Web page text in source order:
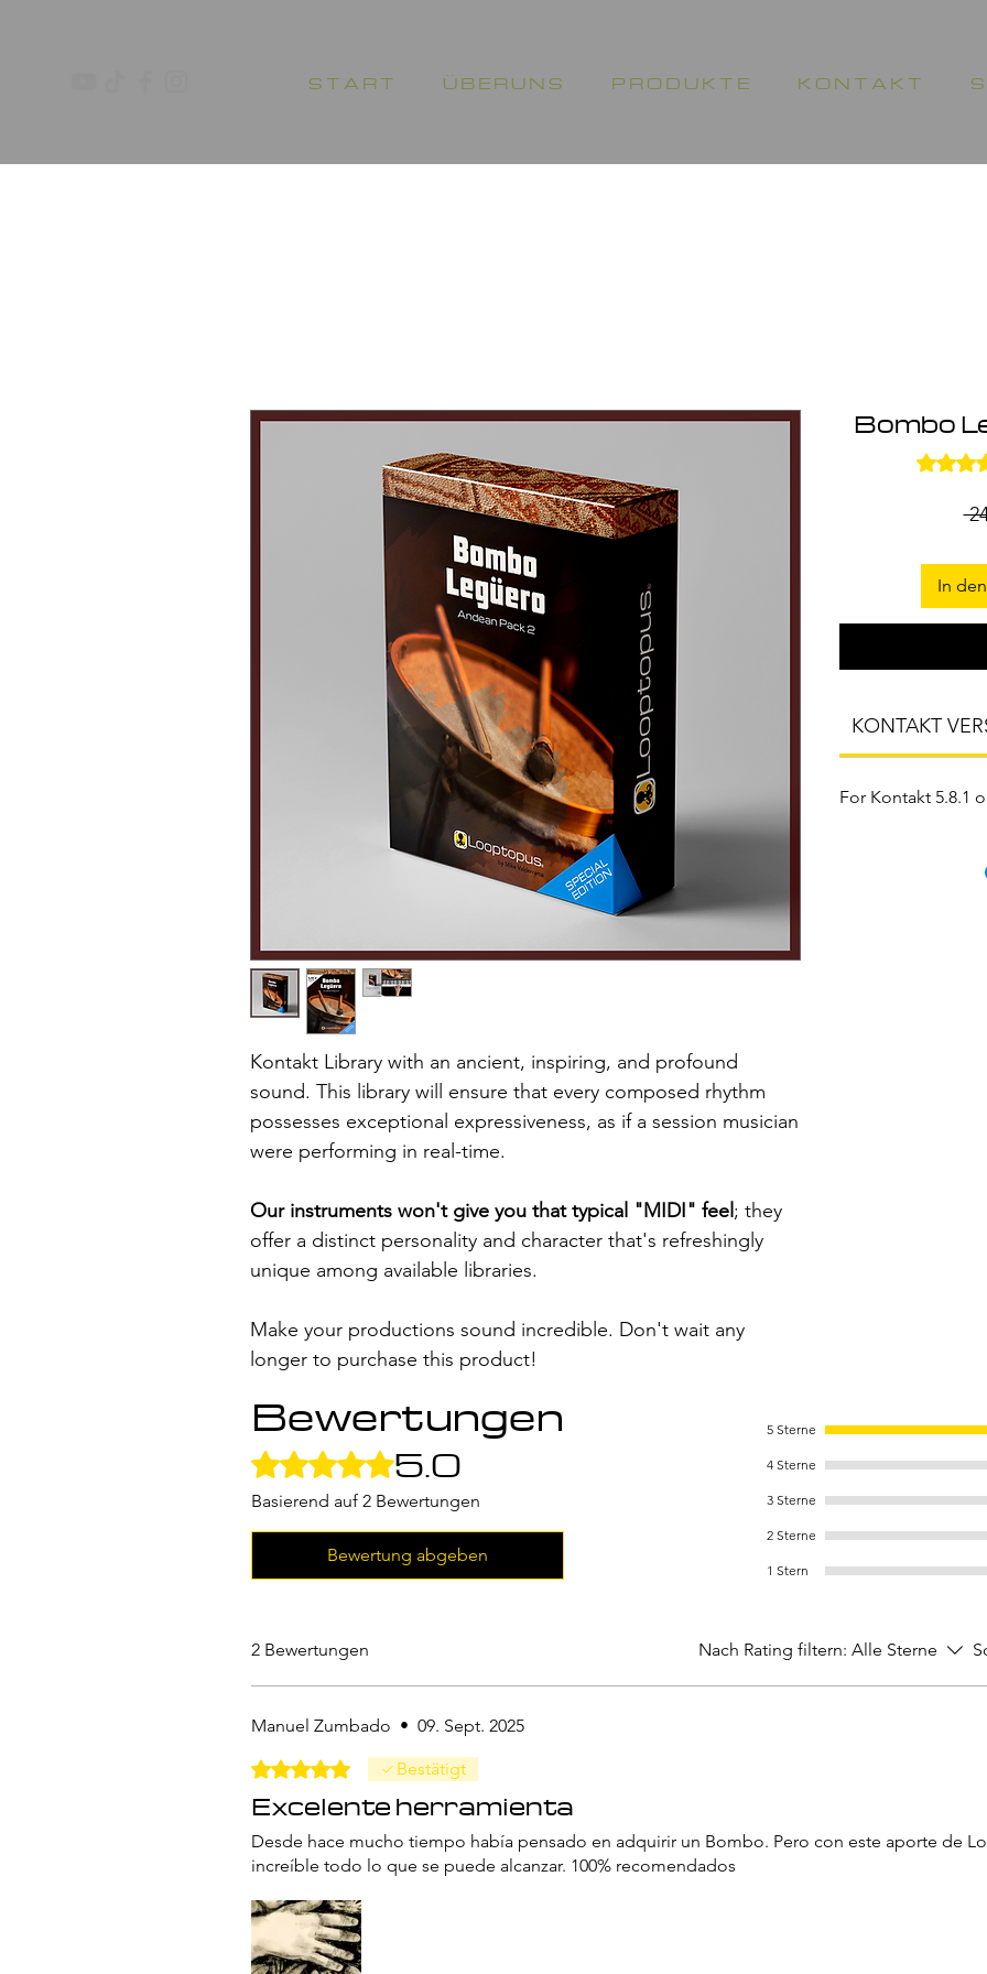
S T A R T Ü B E R U N S P R O D U K T E K O N T A K T
Kontakt Library with an ancient, inspiring, and profound
sound. This library will ensure that every composed rhythm
possesses exceptional expressiveness, as if a session musician
were performing in real-time.
Our instruments won't give you that typical "MIDI" feel; they
offer a distinct personality and character that's refreshingly
unique among available libraries.
Make your productions sound incredible. Don't wait any
longer to purchase this product!
Bombo
Das
In
KONTAKT
For Kontakt 5.8.1
Bewertungen
Mit 5 von 5 Sternen bewertet.
5.0
Basierend auf 2 Bewertungen
Bewertung abgeben
5 Sterne
4 Sterne
3 Sterne
2 Sterne
1 Stern
2 Bewertungen Nach Rating filtern: Alle Sterne
Manuel Zumbado • 09. Sept. 2025
Mit 5 von 5 Sternen bewertet.
Bestätigt
Excelente herramienta
Desde hace mucho tiempo había pensado en adquirir un Bombo. Pero con este aporte de
increíble todo lo que se puede alcanzar. 100% recomendados